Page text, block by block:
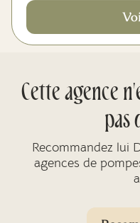
Cette agence
pas
Recommandez lui
agences de